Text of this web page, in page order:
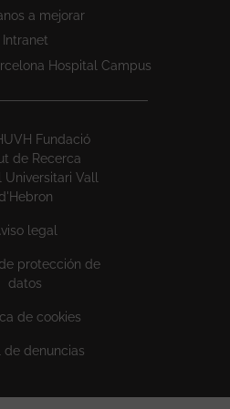
a mejorar
Intranet
Hospital Campus
Fundació
de Recerca
Universitari Vall
legal
protección de
datos
de cookies
de denuncias